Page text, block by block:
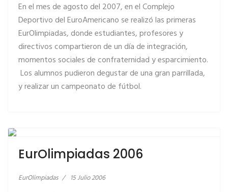
En el mes de agosto del 2007, en el Complejo
Deportivo del EuroAmericano se realizó las primeras
EurOlimpiadas, donde estudiantes, profesores y
directivos compartieron de un día de integración,
momentos sociales de confraternidad y esparcimiento.
Los alumnos pudieron degustar de una gran parrillada,
y realizar un campeonato de fútbol.
EurOlimpiadas 2006
EurOlimpiadas 15 Julio 2006